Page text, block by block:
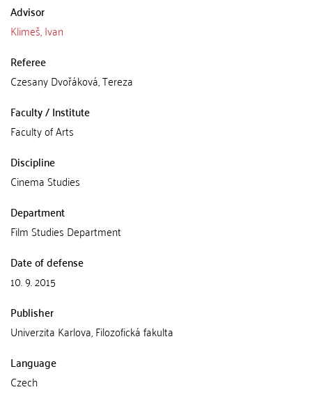
Advisor
Klimeš, Ivan
Referee
Czesany Dvořáková, Tereza
Faculty / Institute
Faculty of Arts
Discipline
Cinema Studies
Department
Film Studies Department
Date of defense
10. 9. 2015
Publisher
Univerzita Karlova, Filozofická fakulta
Language
Czech